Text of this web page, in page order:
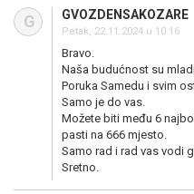
G GVOZDENSAKOZARE
Petak, 22.11.2024 u 10:16
Bravo.
Naša budućnost su
Poruka Samedu i svim
Samo je do vas.
Možete biti među 6
pasti na 666 mjesto.
Samo rad i rad vas vodi
Sretno.